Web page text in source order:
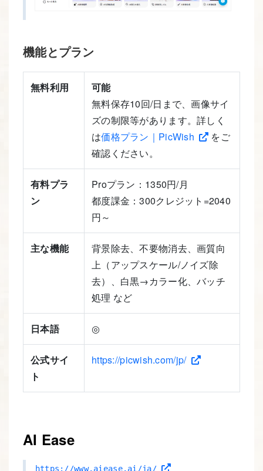
機能とプラン
無料利用
可能
無料保存10回/日まで、画像サイ
ズの制限等があります。詳しく
は価格プラン｜PicWish
をご
確認ください。
有料プラ
ン
Proプラン：1350円/月
都度課金：300クレジット=2040
円～
主な機能
背景除去、不要物消去、画質向
上（アップスケール/ノイズ除
去）、白黒→カラー化、バッチ
処理 など
日本語 ◎
公式サイ
ト
https://picwish.com/jp/
AI Ease
https://www.aiease.ai/ja/